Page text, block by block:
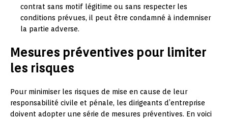
contrat sans motif légitime ou sans respecter les
conditions prévues, il peut être condamné à indemniser
la partie adverse.
Mesures préventives pour limiter
les risques
Pour minimiser les risques de mise en cause de leur
responsabilité civile et pénale, les dirigeants d’entreprise
doivent adopter une série de mesures préventives. En voici